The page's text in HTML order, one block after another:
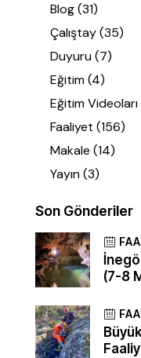
Blog(31)
Çalıştay(35)
Duyuru(7)
Eğitim(4)
Eğitim Videoları
Faaliyet (156)
Makale (14)
Yayın(3)
Son Gönderiler
(7-8